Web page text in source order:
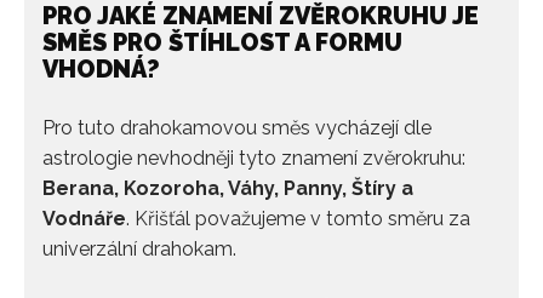
PRO JAKÉ ZNAMENÍ ZVĚROKRUHU JE
SMĚS PRO ŠTÍHLOST A FORMU
VHODNÁ?
Pro tuto drahokamovou směs vycházejí dle
astrologie nevhodněji tyto znamení zvěrokruhu:
Berana, Kozoroha, Váhy, Panny, Štíry a
Vodnáře. Křišťál považujeme v tomto směru za
univerzální drahokam.